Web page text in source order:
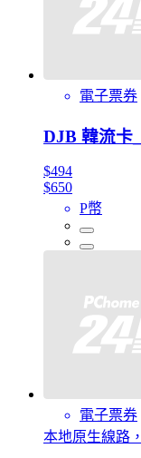
電子票券
DJB 韓流卡
$494
$650
P幣
電子票券
本地原生線路